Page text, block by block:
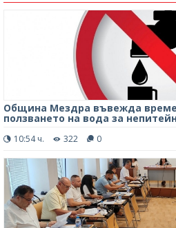
Община Мездра въвежда
ползването на вода за
10:54 ч. 322 0